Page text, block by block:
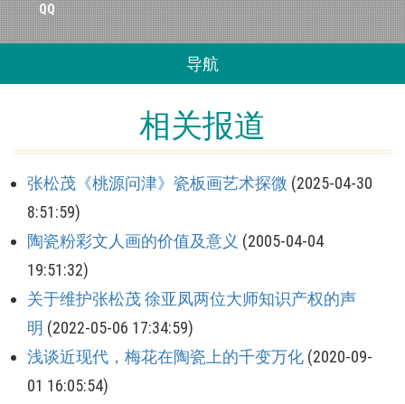
QQ
导航
相关报道
张松茂《桃源问津》瓷板画艺术探微 (2025-04-30
8:51:59)
陶瓷粉彩文人画的价值及意义 (2005-04-04
19:51:32)
关于维护张松茂 徐亚凤两位大师知识产权的声
明 (2022-05-06 17:34:59)
浅谈近现代，梅花在陶瓷上的千变万化 (2020-09-
01 16:05:54)